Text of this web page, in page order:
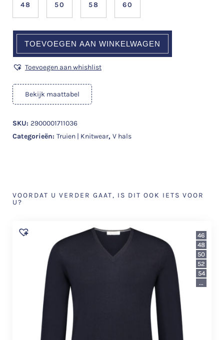
48 50 58 60
TOEVOEGEN AAN WINKELWAGEN
Toevoegen aan whishlist
Bekijk maattabel
SKU: 2900001711036
Categorieën: Truien | Knitwear, V hals
VOORDAT U VERDER GAAT, IS DIT OOK IETS VOOR
U?
46
48
50
52
54
...